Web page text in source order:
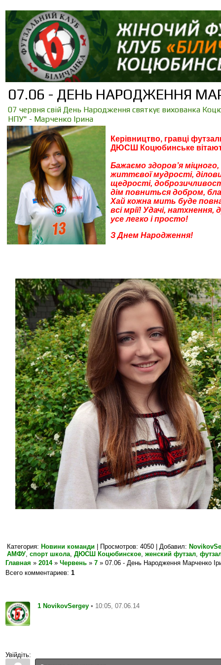
07.06 - ДЕНЬ НАРОДЖЕННЯ
07 червня свій День Народження святкує вихованка
НПУ" - Марченко Ірина
Керівництво, гравці
ДЮСШ Коцюбинське
Бажаємо здоров’я
життєвої мудрості,
щедрості,
дім повниться добром,
Хай кожна мить буде
всі мрії! Удачі,
усе легко і просто!
З Днем Народження!
Категория: Новини команди | Просмотров: 4050 | Добавил:
АМФУ спорт школа ДЮСШ Коцюбинское женский футзал
Главная » 2014 » Червень » 7 » 07.06 - День Народження Марченко
Всего комментариев: 1
1 NovikovSergey • 10:05, 07.06.14
Увійдіть: